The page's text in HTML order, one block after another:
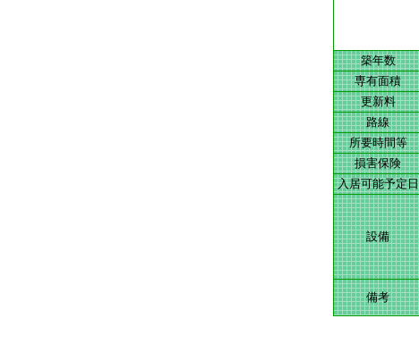
築年数
専有面積
更新料
路線
所要時間等
損害保険
入居可能予定日
設備
備考